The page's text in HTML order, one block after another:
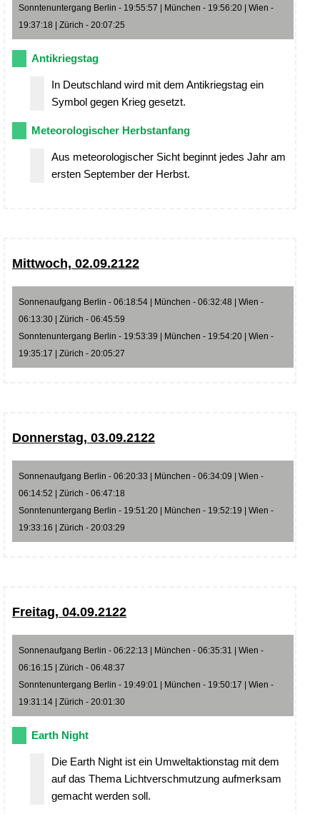
Sonntenuntergang Berlin - 19:55:57 | München - 19:56:20 | Wien -
19:37:18 | Zürich - 20:07:25
Antikriegstag
In Deutschland wird mit dem Antikriegstag ein
Symbol gegen Krieg gesetzt.
Meteorologischer Herbstanfang
Aus meteorologischer Sicht beginnt jedes Jahr am
ersten September der Herbst.
Mittwoch, 02.09.2122
Sonnenaufgang Berlin - 06:18:54 | München - 06:32:48 | Wien -
06:13:30 | Zürich - 06:45:59
Sonntenuntergang Berlin - 19:53:39 | München - 19:54:20 | Wien -
19:35:17 | Zürich - 20:05:27
Donnerstag, 03.09.2122
Sonnenaufgang Berlin - 06:20:33 | München - 06:34:09 | Wien -
06:14:52 | Zürich - 06:47:18
Sonntenuntergang Berlin - 19:51:20 | München - 19:52:19 | Wien -
19:33:16 | Zürich - 20:03:29
Freitag, 04.09.2122
Sonnenaufgang Berlin - 06:22:13 | München - 06:35:31 | Wien -
06:16:15 | Zürich - 06:48:37
Sonntenuntergang Berlin - 19:49:01 | München - 19:50:17 | Wien -
19:31:14 | Zürich - 20:01:30
Earth Night
Die Earth Night ist ein Umweltaktionstag mit dem
auf das Thema Lichtverschmutzung aufmerksam
gemacht werden soll.